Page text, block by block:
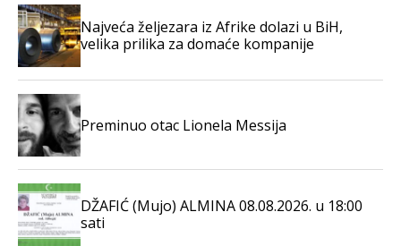
Najveća željezara iz Afrike dolazi u BiH,
velika prilika za domaće kompanije
Preminuo otac Lionela Messija
DŽAFIĆ (Mujo) ALMINA 08.08.2026. u 18:00
sati